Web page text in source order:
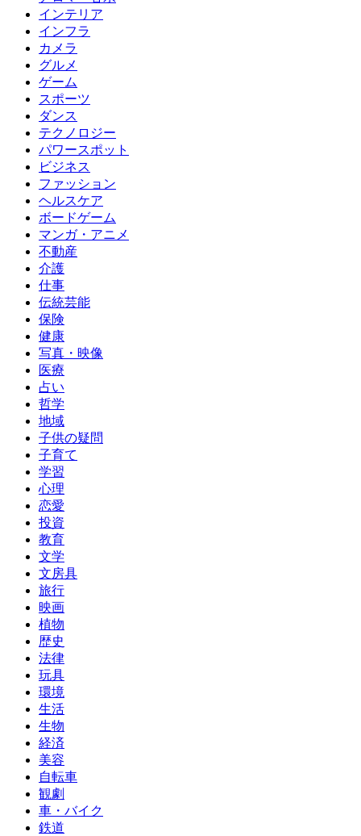
インテリア
インフラ
カメラ
グルメ
ゲーム
スポーツ
ダンス
テクノロジー
パワースポット
ビジネス
ファッション
ヘルスケア
ボードゲーム
マンガ・アニメ
不動産
介護
仕事
伝統芸能
保険
健康
写真・映像
医療
占い
哲学
地域
子供の疑問
子育て
学習
心理
恋愛
投資
教育
文学
文房具
旅行
映画
植物
歴史
法律
玩具
環境
生活
生物
経済
美容
自転車
観劇
車・バイク
鉄道